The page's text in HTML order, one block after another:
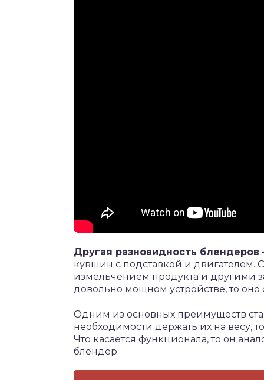
Другая разновидность
кувшин с подставкой и двигателем.
измельчением продукта и другими
довольно мощном устройстве, то оно
Одним из основных преимуществ
необходимости держать их на весу,
Что касается функционала, то он
блендер.